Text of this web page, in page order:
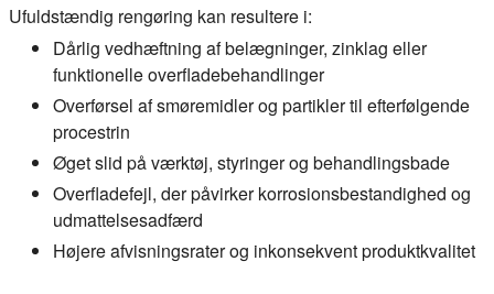
Ufuldstændig rengøring kan resultere i:
Dårlig vedhæftning af belægninger, zinklag eller
funktionelle overfladebehandlinger
Overførsel af smøremidler og partikler til efterfølgende
procestrin
Øget slid på værktøj, styringer og behandlingsbade
Overfladefejl, der påvirker korrosionsbestandighed og
udmattelsesadfærd
Højere afvisningsrater og inkonsekvent produktkvalitet